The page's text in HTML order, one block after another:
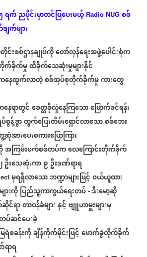
ရက်ညပိုင်းမှာတင်ပြပေးမယ့် Radio NUG စစ်
က်များ
င်းစစ်ဌာနချုပ်ကိုတော်လှန်ရေးအဖွဲ့ပေါင်းစုံက
က်ခိုက်မှုထိခိုက်သေဆုံးမှုများနိုင်
နေထွက်လာတဲ့စစ်အုပ်စုတိုက်ခိုက်မှုကားတွေ
ေရာတွင်ခေတ္တခိုလှုံနေကြသောမြောက်ခင်ရန်း
စွန့်ခွာထွက်ပြေးတိမ်းရှောင်လာသောစစ်ဘေး
အားပေးစကားပြောကြား
အကြမ်းဖက်စစ်တပ်ကလေကြောင်းတိုက်ခိုက်
ဦးသေဆုံးကာ၉ ဦးဒဏ်ရာရ
မှရရှိလာသောဘဏ္ဍာများဖြင့်ဝယ်ယူထား
ားကိုပြည်သူ့ကာကွယ်ရေးတပ် - ဒီးမော့ဆို
င်ရာတာဝန်ခံများနှင့်ဗျူဟာမှူးများမှ
ပ်ဆင်ပေးခဲ့
ရဲစခန်းကိုချိန်ကိုက်မိုင်းဖြင့်ဖောက်ခွဲတိုက်ခိုက်
ရာရ